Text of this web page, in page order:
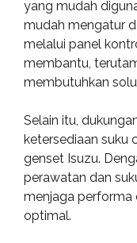
yang mudah
mudah mengatur
melalui panel
membantu,
membutuhkan
Selain itu,
ketersediaan suku
genset Isuzu.
perawatan dan
menjaga performa
optimal.